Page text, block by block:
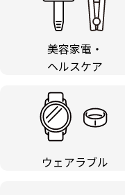
美容家電・
ヘルスケア
ウェアラブル